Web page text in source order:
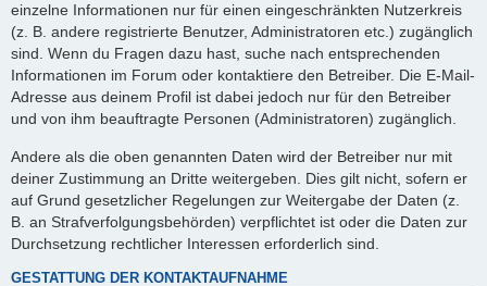
einzelne Informationen nur für einen eingeschränkten Nutzerkreis
(z. B. andere registrierte Benutzer, Administratoren etc.) zugänglich
sind. Wenn du Fragen dazu hast, suche nach entsprechenden
Informationen im Forum oder kontaktiere den Betreiber. Die E-Mail-
Adresse aus deinem Profil ist dabei jedoch nur für den Betreiber
und von ihm beauftragte Personen (Administratoren) zugänglich.
Andere als die oben genannten Daten wird der Betreiber nur mit
deiner Zustimmung an Dritte weitergeben. Dies gilt nicht, sofern er
auf Grund gesetzlicher Regelungen zur Weitergabe der Daten (z.
B. an Strafverfolgungsbehörden) verpflichtet ist oder die Daten zur
Durchsetzung rechtlicher Interessen erforderlich sind.
GESTATTUNG DER KONTAKTAUFNAHME